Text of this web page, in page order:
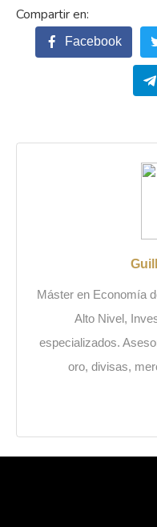
Facebook
Máster en Economía
Alto Nivel,
especializados.
oro, divisas,